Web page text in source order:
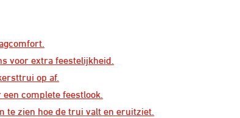
voor extra feestelijkheid.
op af.
complete feestlook.
te zien hoe de trui valt en eruitziet.